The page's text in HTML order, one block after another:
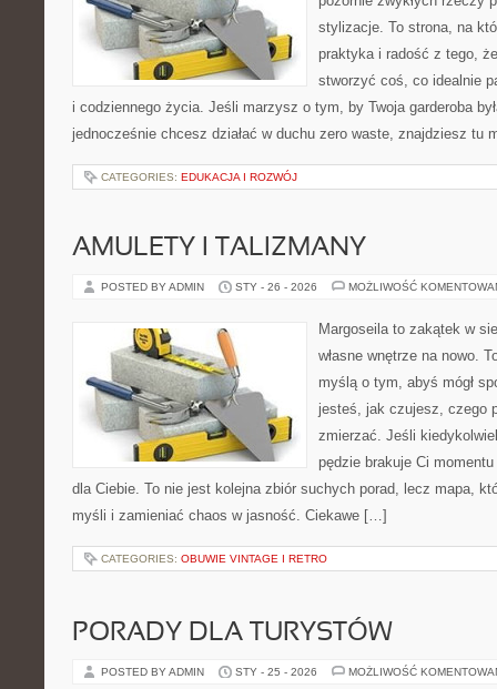
stylizacje. To strona, na
praktyka i radość z tego,
stworzyć coś, co idealnie
i codziennego życia. Jeśli marzysz o tym, by Twoja garderoba
jednocześnie chcesz działać w duchu zero waste, znajdziesz tu
CATEGORIES: EDUKACJA I ROZWÓJ
AMULETY I TALIZMANY
POSTED BY ADMIN STY - 26 - 2026 MOŻLIWOŚĆ
Margoseila to zakątek w
własne wnętrze na nowo.
myślą o tym, abyś mógł
jesteś, jak czujesz, czego
zmierzać. Jeśli
pędzie brakuje Ci
dla Ciebie. To nie jest kolejna zbiór suchych porad, lecz mapa,
myśli i zamieniać chaos w jasność. Ciekawe […]
CATEGORIES: OBUWIE VINTAGE I RETRO
PORADY DLA TURYSTÓW
POSTED BY ADMIN STY - 25 - 2026 MOŻLIWOŚĆ